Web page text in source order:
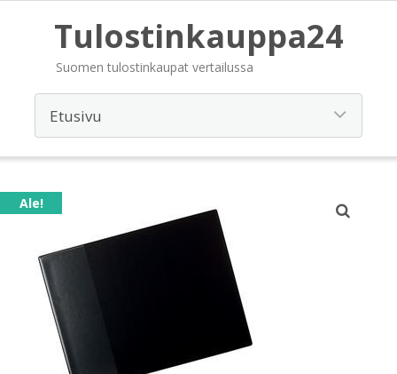
Tulostinkauppa24
Suomen tulostinkaupat vertailussa
Ale!